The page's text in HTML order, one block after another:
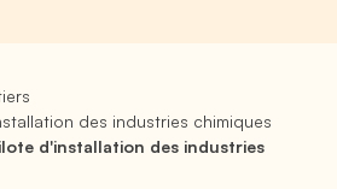
des industries chimiques
d'installation des industries